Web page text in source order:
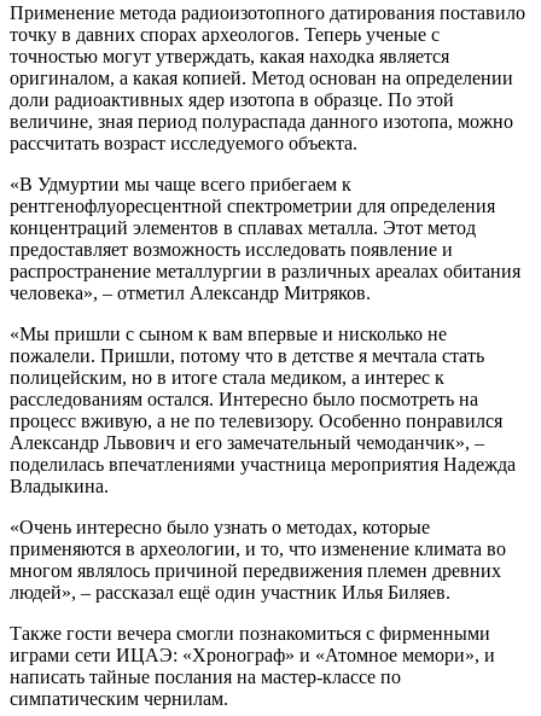
Применение метода радиоизотопного датирования поставило
точку в давних спорах археологов. Теперь ученые с
точностью могут утверждать, какая находка является
оригиналом, а какая копией. Метод основан на определении
доли радиоактивных ядер изотопа в образце. По этой
величине, зная период полураспада данного изотопа, можно
рассчитать возраст исследуемого объекта.
«В Удмуртии мы чаще всего прибегаем к
рентгенофлуоресцентной спектрометрии для определения
концентраций элементов в сплавах металла. Этот метод
предоставляет возможность исследовать появление и
распространение металлургии в различных ареалах обитания
человека», – отметил Александр Митряков.
«Мы пришли с сыном к вам впервые и нисколько не
пожалели. Пришли, потому что в детстве я мечтала стать
полицейским, но в итоге стала медиком, а интерес к
расследованиям остался. Интересно было посмотреть на
процесс вживую, а не по телевизору. Особенно понравился
Александр Львович и его замечательный чемоданчик», –
поделилась впечатлениями участница мероприятия Надежда
Владыкина.
«Очень интересно было узнать о методах, которые
применяются в археологии, и то, что изменение климата во
многом являлось причиной передвижения племен древних
людей», – рассказал ещё один участник Илья Биляев.
Также гости вечера смогли познакомиться с фирменными
играми сети ИЦАЭ: «Хронограф» и «Атомное мемори», и
написать тайные послания на мастер-классе по
симпатическим чернилам.